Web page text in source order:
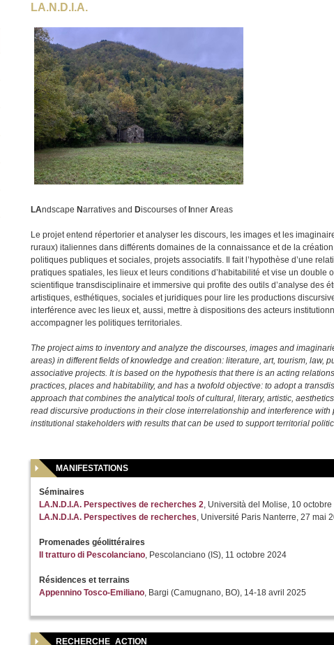
LA.N.D.I.A.
LAndscapeNarratives and Discourses ofInnerAreas
Le projet entend répertorier et analyser les discours, les images et les
ruraux) italiennes dans différents domaines de la connaissance et de la création
politiques publiques et sociales, projets associatifs. Il fait l’hypothèse d’une
pratiques spatiales, les lieux et leurs conditions d’habitabilité et vise un double
scientifique transdisciplinaire et immersive qui profite des outils d’analyse des
artistiques, esthétiques, sociales et juridiques pour lire les productions
interférence avec les lieux et, aussi, mettre à dispositions des acteurs
accompagner les politiques territoriales.
The project aims to inventory and analyze the discourses, images and
areas) in different fields of knowledge and creation: literature, art, tourism, law,
associative projects. It is based on the hypothesis that there is an acting
practices, places and habitability, and has a twofold objective: to adopt a
approach that combines the analytical tools of cultural, literary, artistic,
read discursive productions in their close interrelationship and interference
institutional stakeholders with results that can be used to support territorial
MANIFESTATIONS
Séminaires
LA.N.D.I.A. Perspectives de recherches 2 , Università del Molise, 10
LA.N.D.I.A. Perspectives de recherches , Université Paris Nanterre, 27 mai
Promenades géolittéraires
Il tratturo di Pescolanciano , Pescolanciano (IS), 11 octobre 2024
Résidences et terrains
Appennino Tosco-Emiliano , Bargi (Camugnano, BO), 14-18 avril 2025
RECHERCHE_ACTION